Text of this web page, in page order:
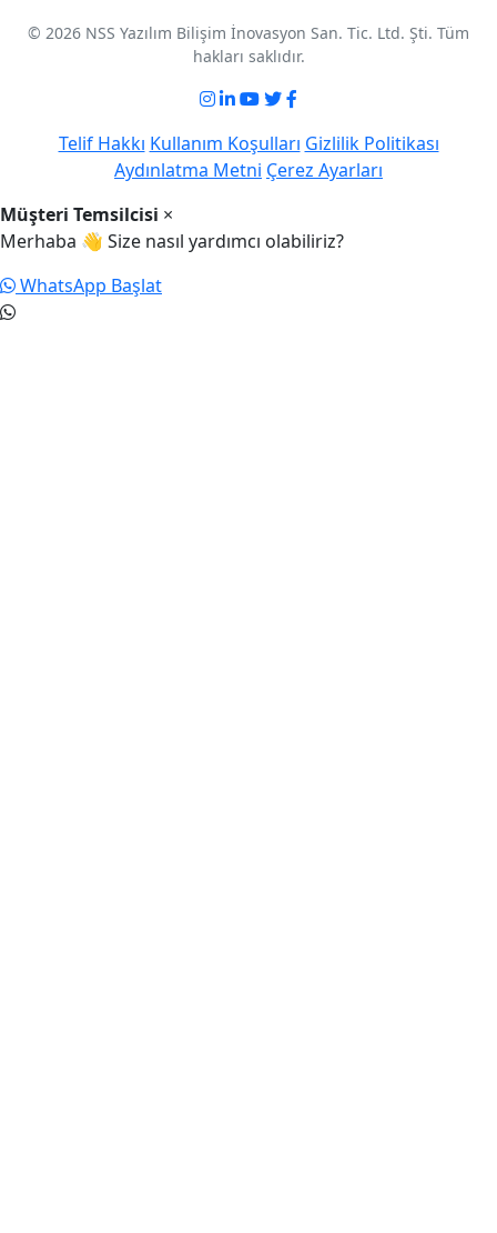
© 2026 NSS Yazılım Bilişim İnovasyon San. Tic. Ltd. Şti. Tüm
hakları saklıdır.
Telif Hakkı Kullanım Koşulları Gizlilik Politikası
Aydınlatma Metni Çerez Ayarları
Müşteri Temsilcisi ×
Merhaba 👋 Size nasıl yardımcı olabiliriz?
WhatsApp Başlat